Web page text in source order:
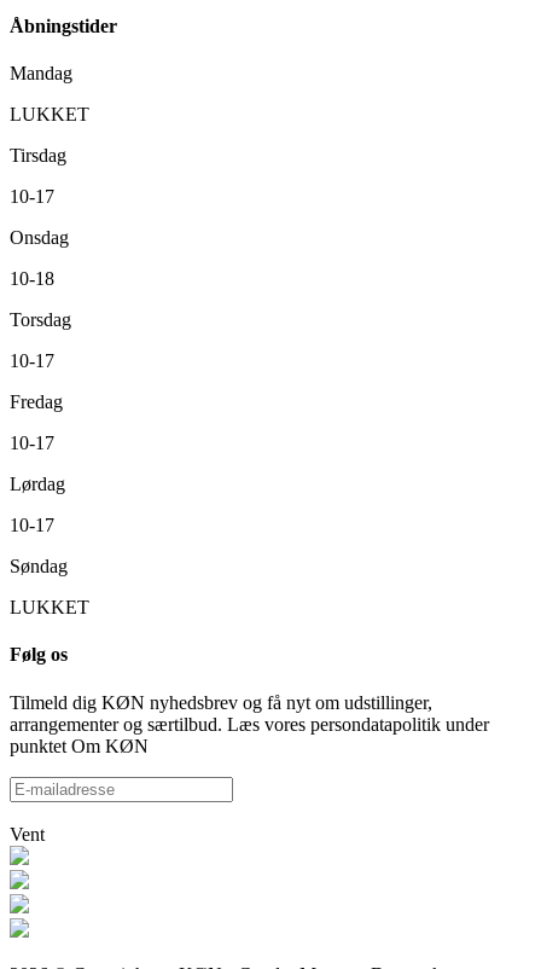
Åbningstider
Mandag
LUKKET
Tirsdag
10-17
Onsdag
10-18
Torsdag
10-17
Fredag
10-17
Lørdag
10-17
Søndag
LUKKET
Følg os
Tilmeld dig KØN nyhedsbrev og få nyt om udstillinger,
arrangementer og særtilbud. Læs vores persondatapolitik under
punktet Om KØN
Vent